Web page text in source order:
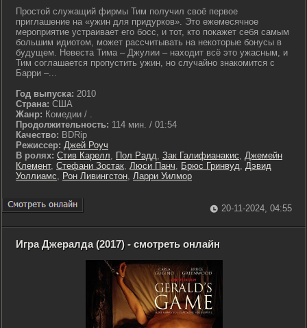
Простой служащий фирмы Тим получил своё первое
приглашение на «ужин для придурков». Это ежемесячное
мероприятие устраивает его босс, и тот, кто покажет себя самым
большим идиотом, может рассчитывать на некоторые бонусы в
будущем. Невеста Тима – Джулии – находит всё это ужасным, и
Тим соглашается пропустить ужин, но случайно знакомится с
Барри –...
Год выпуска: 2010
Страна: США
Жанр: Комедии / .
Продолжительность: 114 мин. / 01:54
Качество: BDRip
Режиссер: Джей Роуч
В ролях: Стив Карелл, Пол Радд, Зак Галифианакис, Джемейн
Клемент, Стефани Зостак, Люси Панч, Брюс Гринвуд, Дэвид
Уоллиамс, Рон Ливингстон, Ларри Уилмор
20-11-2024, 04:55
Игра Джералда (2017) - смотреть онлайн